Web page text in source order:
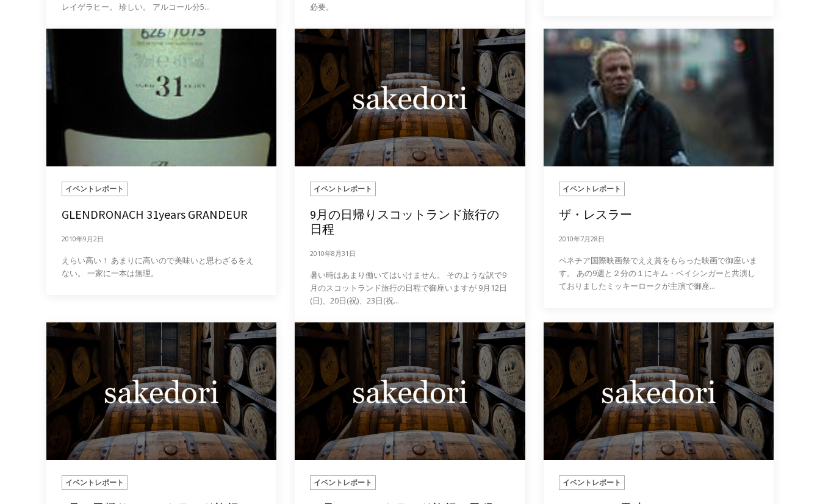
レイゲラヒー。 珍しい。 アルコール分5...
必要。
イベントレポート
GLENDRONACH 31years GRANDEUR
2010年9月2日
えらい高い！ あまりに高いので美味いと思わざるをえ
ない。 一家に一本は無理。
イベントレポート
9月の日帰りスコットランド旅行の
日程
2010年8月31日
暑い時はあまり働いてはいけません。 そのような訳で9
月のスコットランド旅行の日程で御座いますが 9月12日
(日)、20日(祝)、23日(祝...
イベントレポート
ザ・レスラー
2010年7月28日
ベネチア国際映画祭でええ賞をもらった映画で御座いま
す。 あの9週と２分の１にキム・ベイシンガーと共演し
ておりましたミッキーロークが主演で御座...
イベントレポート イベントレポート イベントレポート